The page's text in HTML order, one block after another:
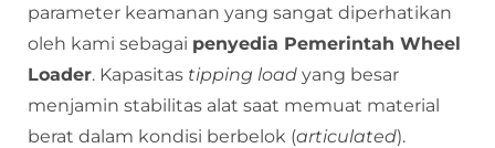
parameter keamanan yang sangat diperhatikan
oleh kami sebagai penyedia Pemerintah Wheel
Loader. Kapasitas tipping load yang besar
menjamin stabilitas alat saat memuat material
berat dalam kondisi berbelok (articulated).